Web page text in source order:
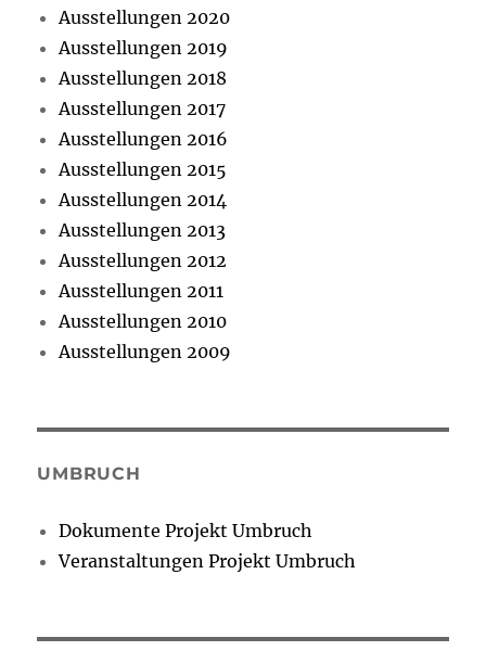
Ausstellungen 2020
Ausstellungen 2019
Ausstellungen 2018
Ausstellungen 2017
Ausstellungen 2016
Ausstellungen 2015
Ausstellungen 2014
Ausstellungen 2013
Ausstellungen 2012
Ausstellungen 2011
Ausstellungen 2010
Ausstellungen 2009
UMBRUCH
Dokumente Projekt Umbruch
Veranstaltungen Projekt Umbruch